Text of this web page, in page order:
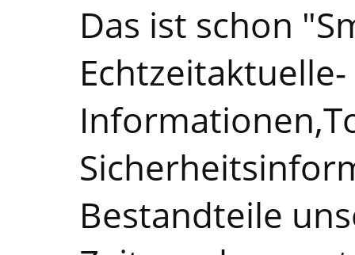
Das ist schon
Echtzeitaktuelle-
Bestandteile